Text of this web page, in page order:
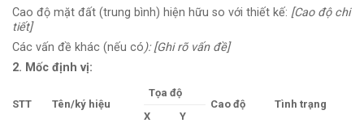
Cao độ mặt đất (trung bình) hiện hữu so với thiết kế: [Cao độ chi
tiết]
Các vấn đề khác (nếu có): [Ghi rõ vấn đề]
2. Mốc định vị:
STT Tên/ký hiệu
Tọa độ
Cao độ
Tình trạng
X
Y